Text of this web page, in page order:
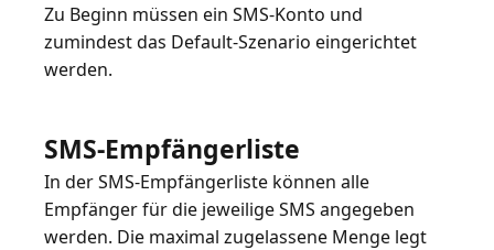
Zu Beginn müssen ein SMS-Konto und
zumindest das Default-Szenario eingerichtet
werden.
SMS-Empfängerliste
In der SMS-Empfängerliste können alle
Empfänger für die jeweilige SMS angegeben
werden. Die maximal zugelassene Menge legt